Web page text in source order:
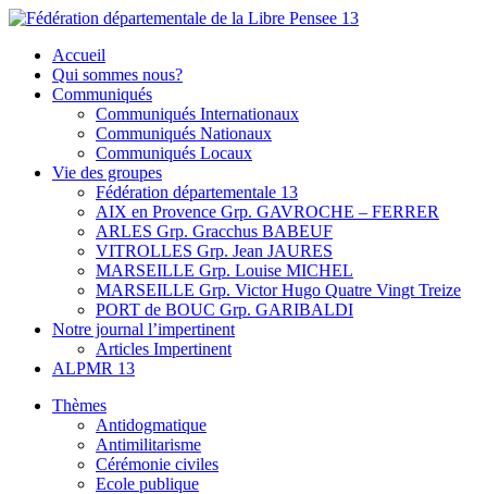
Skip
content
Fédération départementale de la Libre Pensee 13
Membre de la fédération Nationale de la Libre Pensée ni dieu ni
maitre
Accueil
Qui sommes nous?
Communiqués
Communiqués Internationaux
Communiqués Nationaux
Communiqués Locaux
Vie des groupes
Fédération départementale 13
AIX en Provence Grp. GAVROCHE – FERRER
ARLES Grp. Gracchus BABEUF
VITROLLES Grp. Jean JAURES
MARSEILLE Grp. Louise MICHEL
MARSEILLE Grp. Victor Hugo Quatre Vingt Treize
PORT de BOUC Grp. GARIBALDI
Notre journal l’impertinent
Articles Impertinent
ALPMR 13
Thèmes
Antidogmatique
Antimilitarisme
Cérémonie civiles
Ecole publique